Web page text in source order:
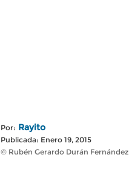
Por: Rayito
Publicada: Enero 19, 2015
© Rubén Gerardo Durán Fernández